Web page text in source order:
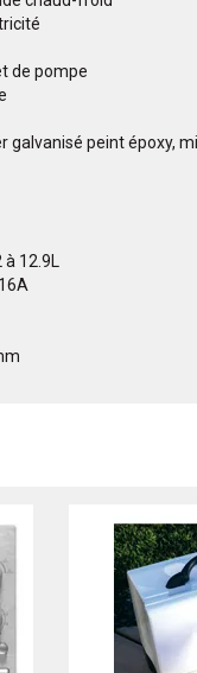
de pompe
galvanisé peint époxy,
à 12.9L